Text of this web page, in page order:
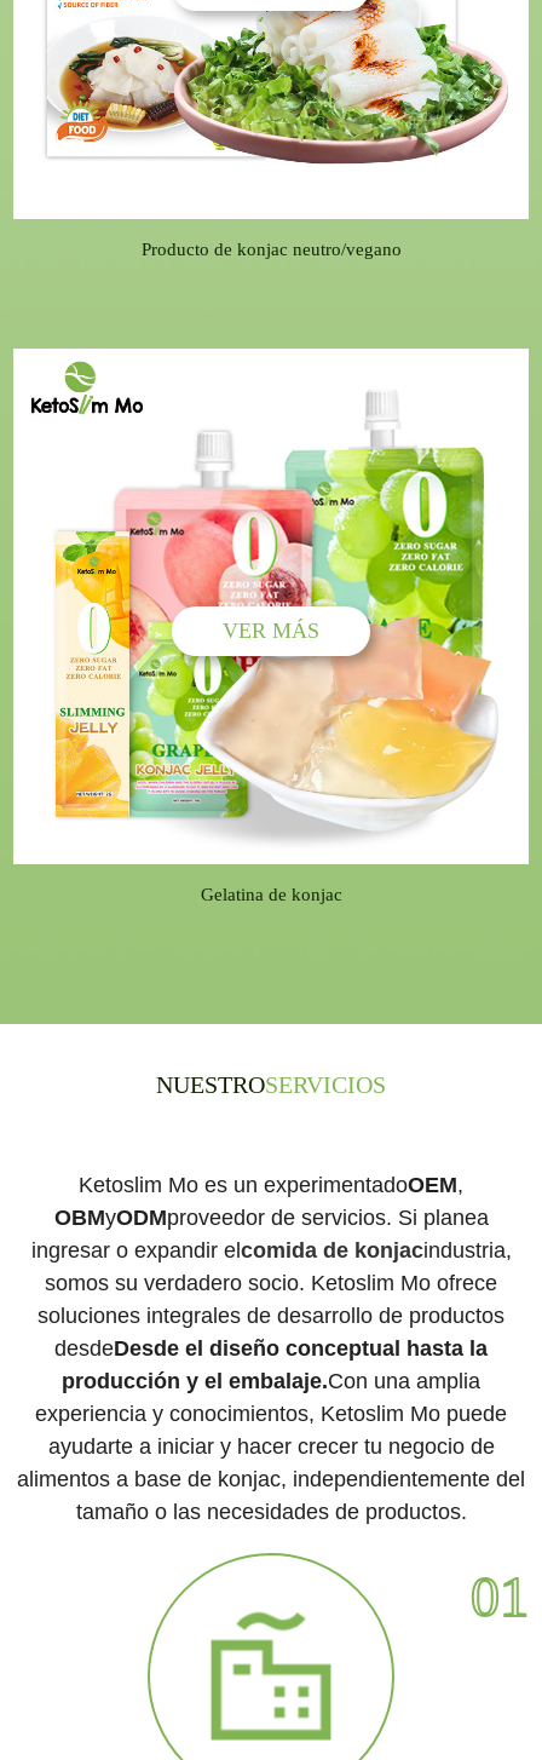
Producto de konjac neutro/vegano
Gelatina de konjac
VER MÁS
NUESTROSERVICIOS
Ketoslim Mo es un experimentadoOEM,
OBMyODMproveedor de servicios. Si planea
ingresar o expandir elcomida de konjacindustria,
somos su verdadero socio. Ketoslim Mo ofrece
soluciones integrales de desarrollo de productos
desdeDesde el diseño conceptual hasta la
producción y el embalaje.Con una amplia
experiencia y conocimientos, Ketoslim Mo puede
ayudarte a iniciar y hacer crecer tu negocio de
alimentos a base de konjac, independientemente del
tamaño o las necesidades de productos.
01